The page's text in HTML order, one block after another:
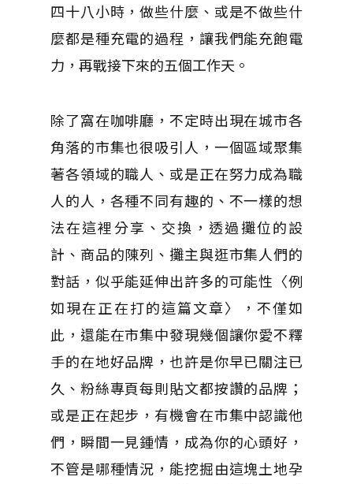
四十八小時，做些什麼、或是不做些什
麼都是種充電的過程，讓我們能充飽電
力，再戰接下來的五個工作天。
除了窩在咖啡廳，不定時出現在城市各
角落的市集也很吸引人，一個區域聚集
著各領域的職人、或是正在努力成為職
人的人，各種不同有趣的、不一樣的想
法在這裡分享、交換，透過攤位的設
計、商品的陳列、攤主與逛市集人們的
對話，似乎能延伸出許多的可能性〈例
如現在正在打的這篇文章〉，不僅如
此，還能在市集中發現幾個讓你愛不釋
手的在地好品牌，也許是你早已關注已
久、粉絲專頁每則貼文都按讚的品牌；
或是正在起步，有機會在市集中認識他
們，瞬間一見鍾情，成為你的心頭好，
不管是哪種情況，能挖掘由這塊土地孕